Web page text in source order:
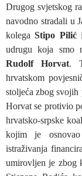
Drugog svjetskog
navodno stradali u
kolegaStipo Pilići
udrugu koja smo
Rudolf Horvat.
hrvatskom
stoljeća zbog
Horvat se protivio
hrvatsko-srpske
kojim je
istraživanja
umirovljen je zbog